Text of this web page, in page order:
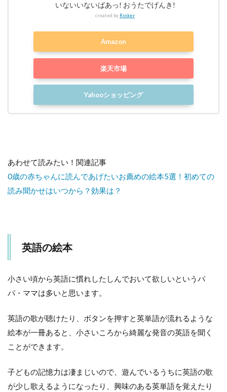
いないいないばあっ! おうたでげんき!
created by Rinker
Amazon
楽天市場
Yahooショッピング
あわせて読みたい！関連記事
0歳の赤ちゃんに読んであげたいお薦めの絵本5選！初めての
読み聞かせはいつから？効果は？
英語の絵本
小さい頃から英語に慣れしたしんでおいて欲しいというパ
パ・ママは多いと思います。
英語の歌が聴けたり、ボタンを押すと英単語が流れるような
絵本が一冊あると、小さいころから綺麗な発音の英語を聞く
ことができます。
子どもの記憶力は凄まじいので、遊んでいるうちに英語の歌
が少し歌えるようになったり、興味のある英単語を覚えたり